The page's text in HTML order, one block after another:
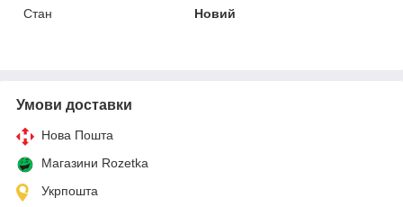
Стан
Новий
Умови доставки
Нова Пошта
Магазини Rozetka
Укрпошта